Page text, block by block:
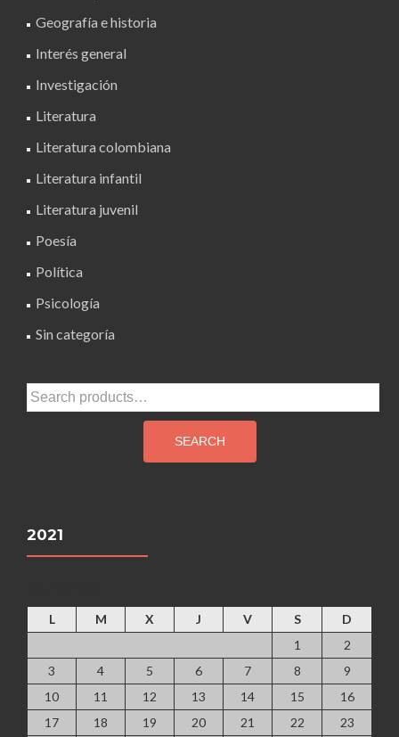
Geografía e historia
Interés general
Investigación
Literatura
Literatura colombiana
Literatura infantil
Literatura juvenil
Poesía
Política
Psicología
Sin categoría
Search
for:
SEARCH
2021
L M X J V S
D
1
2
3
4 5 6 7 8
9
10
11 12 13 14 15
16
17
18 19 20 21 22
23